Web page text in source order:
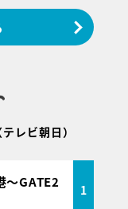
テレビ朝日）
～GATE2
1